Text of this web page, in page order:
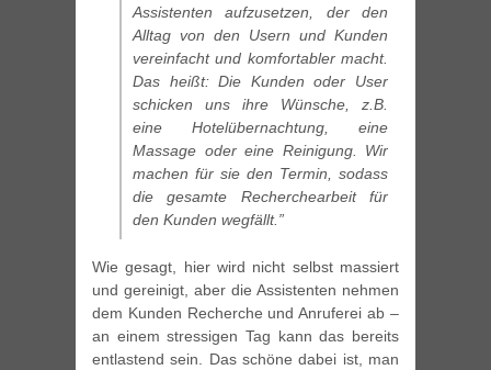
Assistenten aufzusetzen, der den
Alltag von den Usern und Kunden
vereinfacht und komfortabler macht.
Das heißt: Die Kunden oder User
schicken uns ihre Wünsche, z.B.
eine Hotelübernachtung, eine
Massage oder eine Reinigung. Wir
machen für sie den Termin, sodass
die gesamte Recherchearbeit für
den Kunden wegfällt.”
Wie gesagt, hier wird nicht selbst massiert
und gereinigt, aber die Assistenten nehmen
dem Kunden Recherche und Anruferei ab –
an einem stressigen Tag kann das bereits
entlastend sein. Das schöne dabei ist, man